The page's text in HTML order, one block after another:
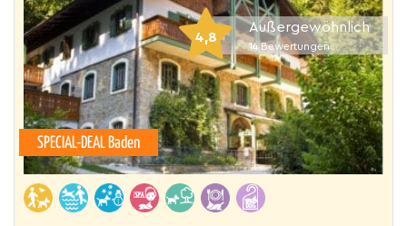
4,8
Außergewöhnlich
14 Bewertungen
SPECIAL-DEAL Baden